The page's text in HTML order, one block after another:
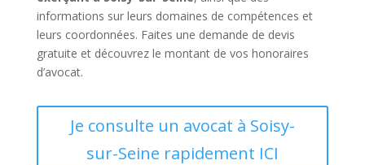
informations sur leurs domaines de compétences et
leurs coordonnées. Faites une demande de devis
gratuite et découvrez le montant de vos honoraires
d’avocat.
Je consulte un avocat à Soisy-
sur-Seine rapidement ICI